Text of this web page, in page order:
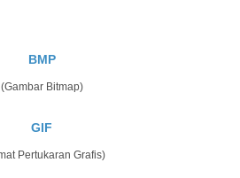
BMP
(Gambar Bitmap)
GIF
Pertukaran Grafis)